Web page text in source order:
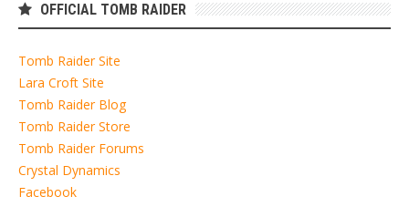
OFFICIAL TOMB RAIDER
Tomb Raider Site
Lara Croft Site
Tomb Raider Blog
Tomb Raider Store
Tomb Raider Forums
Crystal Dynamics
Facebook